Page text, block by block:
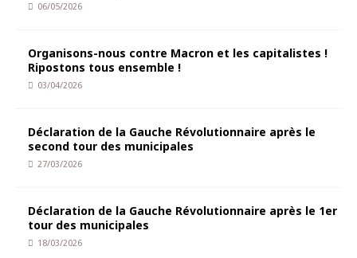
06/05/2026
Organisons-nous contre Macron et les capitalistes !
Ripostons tous ensemble !
03/04/2026
Déclaration de la Gauche Révolutionnaire après le
second tour des municipales
27/03/2026
Déclaration de la Gauche Révolutionnaire après le 1er
tour des municipales
18/03/2026